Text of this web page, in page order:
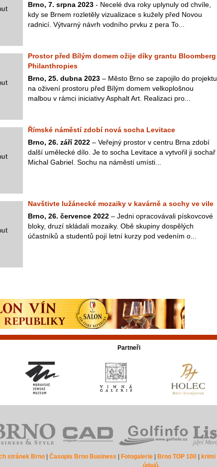
Brno, 7. srpna 2023 - Necelé dva roky uplynuly od chvíle,
kdy se Brnem rozletěly vizualizace s kužely před Novou
radnicí. Výtvarný návrh vodního prvku z pera To...
Prostor před Bílým domem ožije díky grantu Bloomberg
Philanthropies
Brno, 25. dubna 2023 – Město Brno se zapojilo do projektu
na oživení prostoru před Bílým domem velkoplošnou
malbou v rámci iniciativy Asphalt Art. Realizaci pro...
Římské náměstí zdobí nová socha Levitace
Brno, 26. září 2022 – Veřejný prostor v centru Brna zdobí
další umělecké dílo. Je to socha Levitace a vytvořil ji sochař
Michal Gabriel. Sochu na náměstí umísti...
Navštivte lužánecké mozaiky v kavárně a sochy ve vile
Brno, 26. července 2022 – Jedni opracovávali pískovcové
bloky, druzí skládali mozaiky. Obě skupiny dospělých
účastníků a studentů pojí letní kurzy pod vedením o...
Partneři
stránek Brno| Časopis Brno Business Fotogalerie| Brno TOP 100| krimi|
údajů.